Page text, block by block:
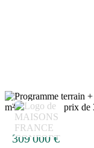
environs.Elle est
à prendre contact
(Numéro supprimé))
8
309 000 €